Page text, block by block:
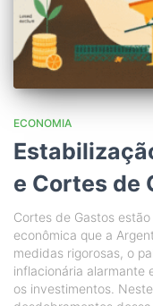
ECONOMIA
e Cortes de
Cortes de Gastos
econômica que a
medidas rigorosas, o
inflacionária alarmante
os investimentos.